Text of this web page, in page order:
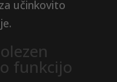
učinkovito
funkcijo